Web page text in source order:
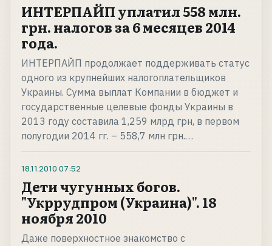
ИНТЕРПАЙП уплатил 558 млн.
грн. налогов за 6 месяцев 2014
года.
ИНТЕРПАЙП продолжает поддерживать статус
одного из крупнейших налогоплательщиков
Украины. Сумма выплат Компании в бюджет и
государственные целевые фонды Украины в
2013 году составила 1,259 млрд грн, в первом
полугодии 2014 гг. – 558,7 млн грн.…
18.11.2010 07:52
Дети чугунных богов.
"Укррудпром (Украина)". 18
ноября 2010
Даже поверхностное знакомство с